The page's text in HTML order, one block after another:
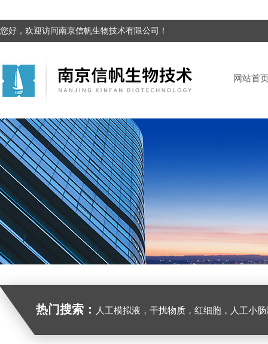
您好，欢迎访问南京信帆生物技术有限公司！
网站首
热门搜索： 人工模拟液，干扰物质，红细胞，人工小